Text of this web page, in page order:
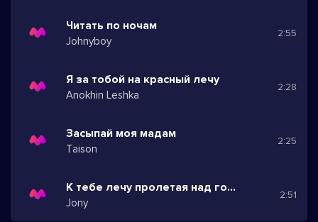
Читать по ночам
Johnyboy
2:55
Я за тобой на красный лечу
Anokhin Leshka
2:28
Засыпай моя мадам
Taison
2:25
К тебе лечу пролетая над горами
Jony
2:51